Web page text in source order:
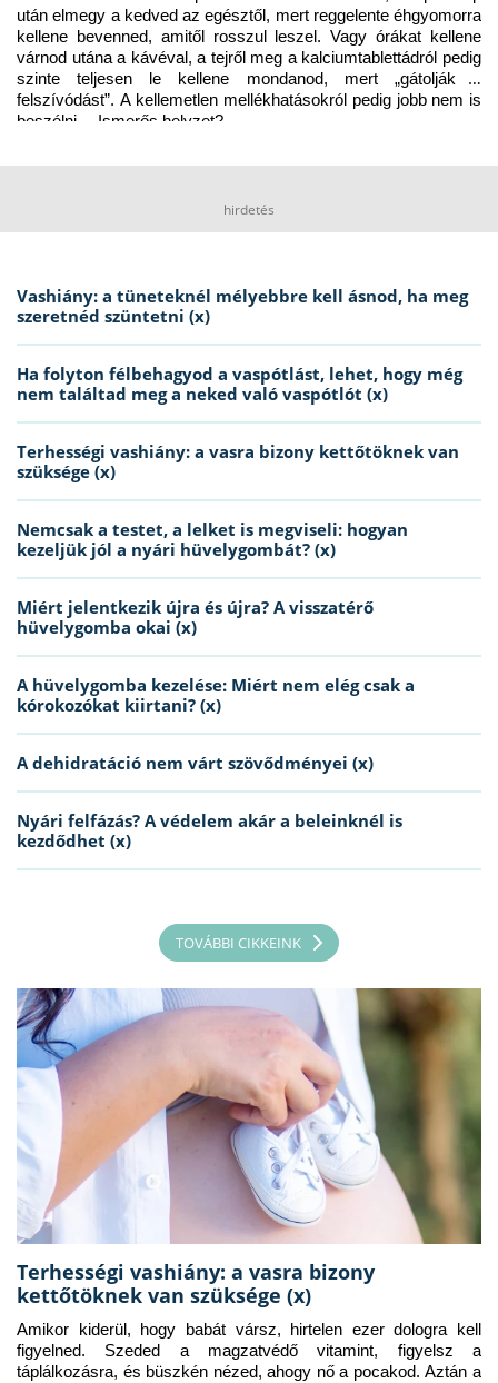
után elmegy a kedved az egésztől, mert reggelente éhgyomorra
kellene bevenned, amitől rosszul leszel. Vagy órákat kellene
várnod utána a kávéval, a tejről meg a kalciumtablettádról pedig
szinte teljesen le kellene mondanod, mert „gátolják a
felszívódást”. A kellemetlen mellékhatásokról pedig jobb nem is
beszélni… Ismerős helyzet?
hirdetés
Vashiány: a tüneteknél mélyebbre kell ásnod, ha meg
szeretnéd szüntetni (x)
Ha folyton félbehagyod a vaspótlást, lehet, hogy még
nem találtad meg a neked való vaspótlót (x)
Terhességi vashiány: a vasra bizony kettőtöknek van
szüksége (x)
Nemcsak a testet, a lelket is megviseli: hogyan
kezeljük jól a nyári hüvelygombát? (x)
Miért jelentkezik újra és újra? A visszatérő
hüvelygomba okai (x)
A hüvelygomba kezelése: Miért nem elég csak a
kórokozókat kiirtani? (x)
A dehidratáció nem várt szövődményei (x)
Nyári felfázás? A védelem akár a beleinknél is
kezdődhet (x)
TOVÁBBI CIKKEINK
Terhességi vashiány: a vasra bizony
kettőtöknek van szüksége (x)
Amikor kiderül, hogy babát vársz, hirtelen ezer dologra kell
figyelned. Szeded a magzatvédő vitamint, figyelsz a
táplálkozásra, és büszkén nézed, ahogy nő a pocakod. Aztán a